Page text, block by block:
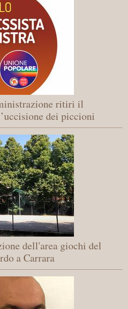
ritiri il
dei piccioni
dell'area giochi del
a Carrara